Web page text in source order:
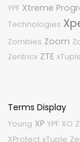
YPF Xtreme
Technologies
Zombies Zoom
Zentricx ZTE
Terms Display
Young XP YPF XO
XProtect xTuple